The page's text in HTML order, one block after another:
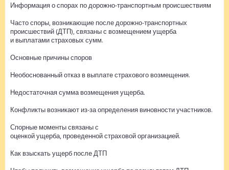
Информация о спорах по дорожно-транспортным происшествиям
Часто споры, возникающие после дорожно-транспортных
происшествий (ДТП), связаны с возмещением ущерба
и выплатами страховых сумм.
Основные причины споров
Необоснованный отказ в выплате страхового возмещения.
Недостаточная сумма возмещения ущерба.
Конфликты возникают из-за определения виновности участников.
Спорные моменты связаны с
оценкой ущерба, проведенной страховой организацией.
Как взыскать ущерб после ДТП